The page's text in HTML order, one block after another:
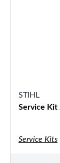
STIHL
Service Kit
Service Kits